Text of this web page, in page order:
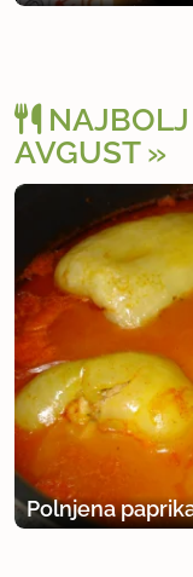
NAJBOLJ
AVGUST
Polnjena